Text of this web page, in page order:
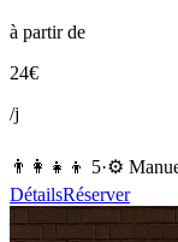
à partir de
24€
/j
👨‍👩‍👧‍👦 5·⚙️
DétailsRéserver